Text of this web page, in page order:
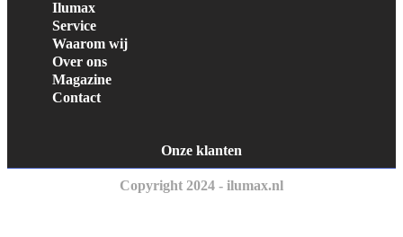
Ilumax
Service
Waarom wij
Over ons
Magazine
Contact
Onze klanten
Copyright 2024 - ilumax.nl